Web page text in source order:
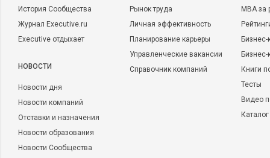
История Сообщества
Журнал Executive.ru
Executive отдыхает
НОВОСТИ
Новости дня
Новости компаний
Отставки и назначения
Новости образования
Новости Сообщества
Рынок труда
Личная эффективность
Планирование карьеры
Управленческие вакансии
Справочник компаний
MBA
Бизнес-
Книги
Тесты
Видео